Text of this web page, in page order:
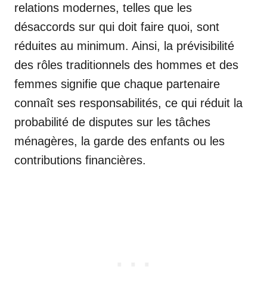
relations modernes, telles que les
désaccords sur qui doit faire quoi, sont
réduites au minimum. Ainsi, la prévisibilité
des rôles traditionnels des hommes et des
femmes signifie que chaque partenaire
connaît ses responsabilités, ce qui réduit la
probabilité de disputes sur les tâches
ménagères, la garde des enfants ou les
contributions financières.